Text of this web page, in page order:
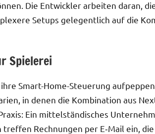
Die Entwickler arbeiten daran,
Setups gelegentlich auf die
Spielerei
Smart-Home-Steuerung
in denen die Kombination aus
Ein mittelständisches
Rechnungen per E‑Mail ein,